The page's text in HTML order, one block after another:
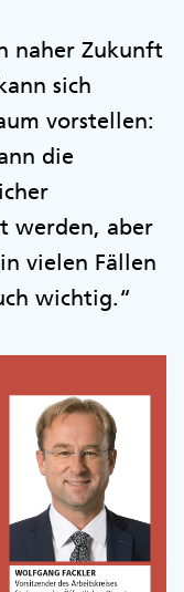
naher Zukunft
sich
vorstellen:
die
werden, aber
vielen Fällen
wichtig.“